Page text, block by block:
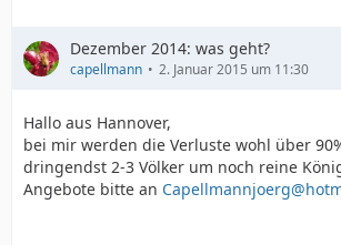
Dezember 2014: was geht?
capellmann 2. Januar 2015 um 11:30
Hallo aus Hannover,
bei mir werden die Verluste wohl über
dringendst 2-3 Völker um noch reine
Angebote bitte an